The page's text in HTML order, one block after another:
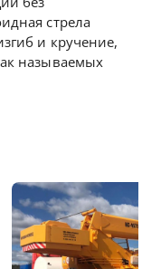
стрела
и кручение,
называемых